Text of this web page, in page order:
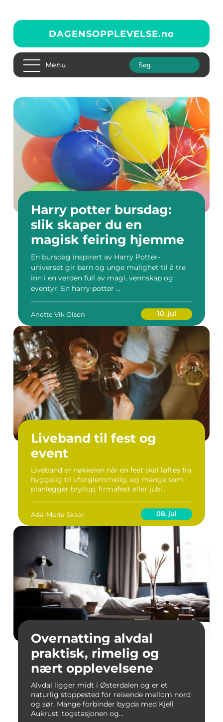
DAGENSOPPLEVELSE.no
Menu
Harry potter bursdag:
slik skaper du en
magisk feiring hjemme
En bursdag inspirert av Harry Potter-
universet gir barn og unge mulighet til å tre
inn i en verden full av magi, vennskap og
eventyr. En harry potter ...
Anette Vik Olsen 10. jul
Liveband til fest og
event
Liveband er nøkkelen når en fest skal løftes fra
hyggelig til uforglemmelig, og mange som
planlegger bryllup, firmafest eller jubi...
Ada-Marie Skaar 08. jul
Overnatting alvdal
praktisk, rimelig og
nært opplevelsene
Alvdal ligger midt i Østerdalen og er et
naturlig stoppested for reisende mellom nord
og sør. Mange forbinder bygda med Kjell
Aukrust, togstasjonen og...